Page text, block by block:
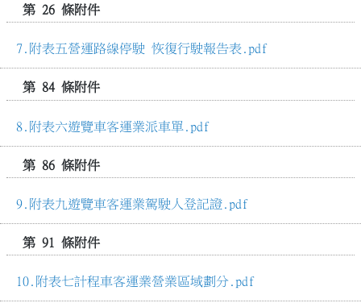
第 26 條附件
附表五營運路線停駛 恢復行駛報告表.pdf
第 84 條附件
附表六遊覽車客運業派車單.pdf
第 86 條附件
附表九遊覽車客運業駕駛人登記證.pdf
第 91 條附件
附表七計程車客運業營業區域劃分.pdf